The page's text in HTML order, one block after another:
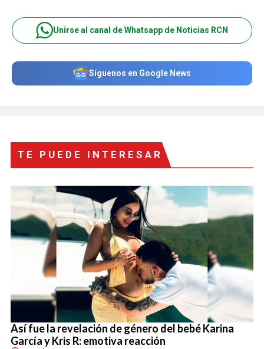
Unirse al canal de Whatsapp de Noticias RCN
Síguenos en Google News
TE PUEDE INTERESAR
Así fue la revelación de género del bebé Karina
García y Kris R: emotiva reacción